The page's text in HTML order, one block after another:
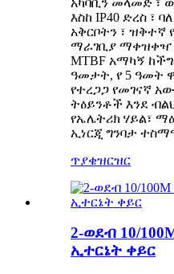
እስከ IP40 ድረስ ፣
አቅርቦትን ፣ ዝቅተኛ
ማራገቢያ ማቀዝቀዣ
MTBF አማካኝ
ዓመታት, የ 5 ዓመት
የተረጋጋ የመገናኛ
ትዕይንቶች እንደ
የኤሌትሪክ ሃይል፣
ኢነርጂ ግንባታ
ጥያቄዝርዝር
2-ወደብ 10/
ኢተርኔት ቀይር